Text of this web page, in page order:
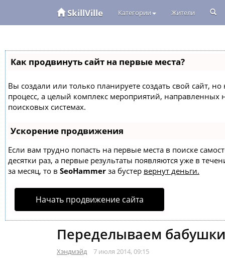
SkillVille Категории Жители
Как продвинуть сайт на первые места?
Вы создали или только планируете создать свой сайт,
процесс, а целый комплекс мероприятий,
поисковых системах.
Ускорение продвижения
Если вам трудно попасть на первые места в поиске
десятки раз, а первые результаты появляются уже в
за месяц, то в SeoHammer за бустер вернут деньги.
Начать продвижение сайта
Переделываем
Хэндмэйд 7 июля 2014, 09:15